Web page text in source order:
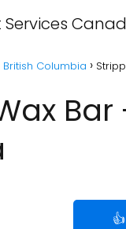
Services
British Columbia